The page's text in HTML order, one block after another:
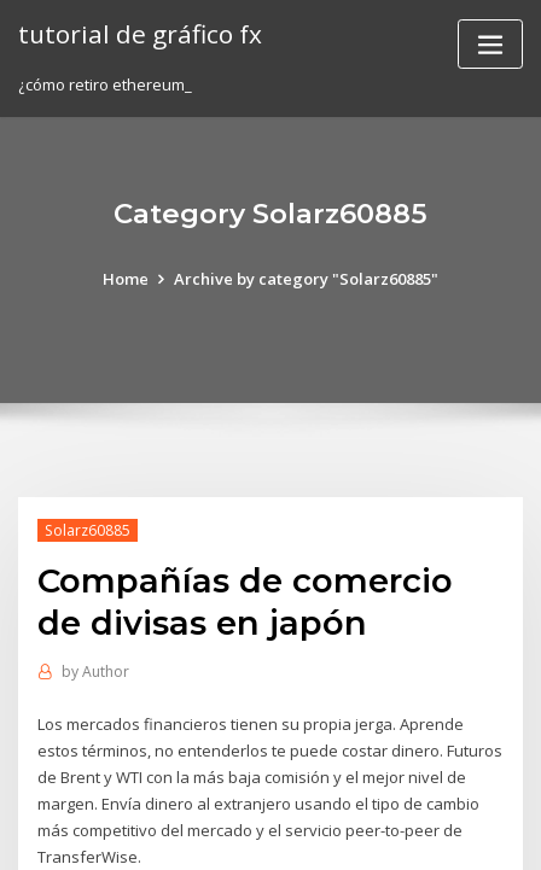
tutorial de gráfico fx
¿cómo retiro ethereum_
Category Solarz60885
Home Archive by category "Solarz60885"
Solarz60885
Compañías de comercio
de divisas en japón
byAuthor
Los mercados financieros tienen su propia jerga. Aprende
estos términos, no entenderlos te puede costar dinero. Futuros
de Brent y WTI con la más baja comisión y el mejor nivel de
margen. Envía dinero al extranjero usando el tipo de cambio
más competitivo del mercado y el servicio peer-to-peer de
TransferWise.